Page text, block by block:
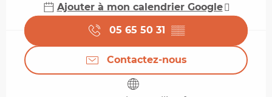
Ajouter à mon calendrier Google
05 65 50 31 ▒▒
Contactez-nous